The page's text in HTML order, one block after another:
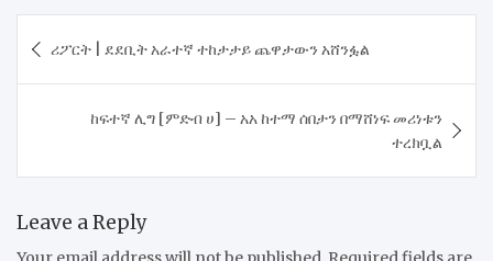
navigation
​ሪፖርት | ደደቢት አራተኛ ተከታታይ ጨዋታውን አሸንፏል
​ከፍተኛ ሊግ [ምድብ ሀ] – አአ ከተማ ሰበታን በማሸነፍ መሪነቱን
ተረክቧል
Leave a Reply